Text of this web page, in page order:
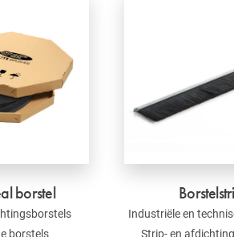
borstel
borstels
Industriële en
Strip- en